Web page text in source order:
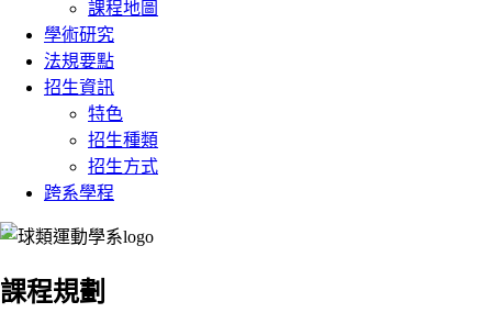
課程地圖
學術研究
法規要點
招生資訊
特色
招生種類
招生方式
跨系學程
:::
課程規劃